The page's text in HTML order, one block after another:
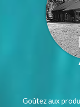
Goûtez aux